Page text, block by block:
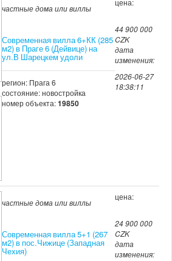
частные дома или виллы
Современная вилла 6+КК (285
м2) в Праге 6 (Дейвице) на
ул.В Шарецкем удоли
регион: Прага 6
состояние: новостройка
номер объекта:19850
цена:
44 900 000
CZK
дата
изменения:
2026-06-27
18:38:11
частные дома или виллы
Современная вилла 5+1 (267
м2) в пос.Чижице (Западная
Чехия)
цена:
24 900 000
CZK
дата
изменения: